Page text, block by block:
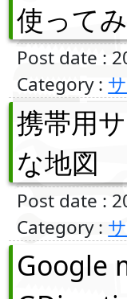
使って
Post date :
Category :
携帯用
な地図
Post date :
Category :
Google